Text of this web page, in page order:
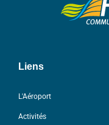
Liens
L'Aéroport
Activités